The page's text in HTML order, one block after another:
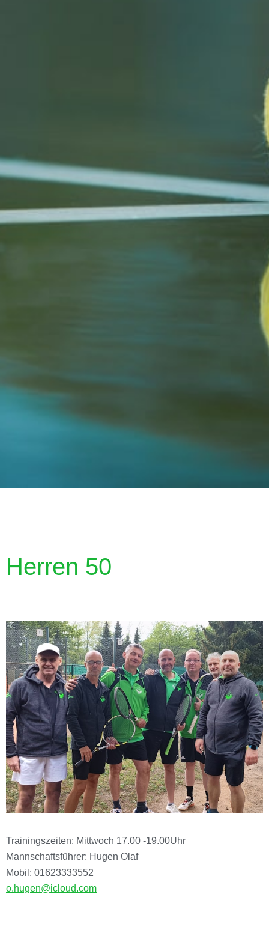
Herren 50
Trainingszeiten: Mittwoch 17.00 -19.00Uhr
Mannschaftsführer: Hugen Olaf
Mobil: 01623333552
o.hugen@icloud.com